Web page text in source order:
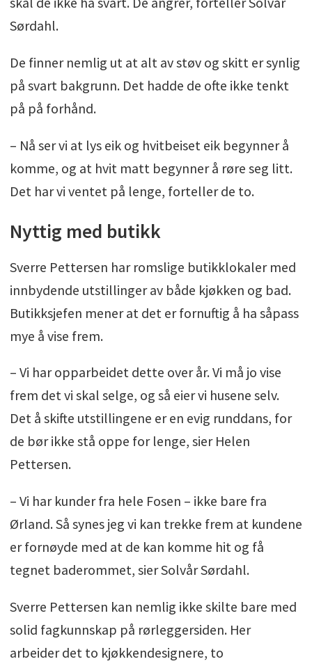
Sørdahl.
De finner nemlig ut at alt av støv og skitt er synlig
på svart bakgrunn. Det hadde de ofte ikke tenkt
på på forhånd.
– Nå ser vi at lys eik og hvitbeiset eik begynner å
komme, og at hvit matt begynner å røre seg litt.
Det har vi ventet på lenge, forteller de to.
Nyttig med butikk
Sverre Pettersen har romslige butikklokaler med
innbydende utstillinger av både kjøkken og bad.
Butikksjefen mener at det er fornuftig å ha såpass
mye å vise frem.
– Vi har opparbeidet dette over år. Vi må jo vise
frem det vi skal selge, og så eier vi husene selv.
Det å skifte utstillingene er en evig runddans, for
de bør ikke stå oppe for lenge, sier Helen
Pettersen.
– Vi har kunder fra hele Fosen – ikke bare fra
Ørland. Så synes jeg vi kan trekke frem at kundene
er fornøyde med at de kan komme hit og få
tegnet baderommet, sier Solvår Sørdahl.
Sverre Pettersen kan nemlig ikke skilte bare med
solid fagkunnskap på rørleggersiden. Her
arbeider det to kjøkkendesignere, to